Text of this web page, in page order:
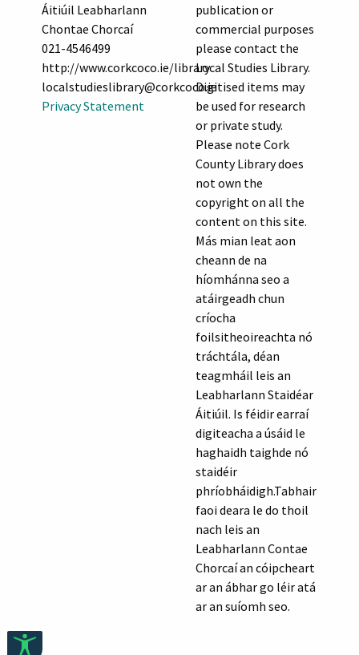
Áitiúil Leabharlann
Chontae Chorcaí
021-4546499
http://www.corkcoco.ie/library
localstudieslibrary@corkcoco.ie
Privacy Statement
publication or
commercial purposes
please contact the
Local Studies Library.
Digitised items may
be used for research
or private study.
Please note Cork
County Library does
not own the
copyright on all the
content on this site.
Más mian leat aon
cheann de na
híomhánna seo a
atáirgeadh chun
críocha
foilsitheoireachta nó
tráchtála, déan
teagmháil leis an
Leabharlann Staidéar
Áitiúil. Is féidir earraí
digiteacha a úsáid le
haghaidh taighde nó
staidéir
phríobháidigh.Tabhair
faoi deara le do thoil
nach leis an
Leabharlann Contae
Chorcaí an cóipcheart
ar an ábhar go léir atá
ar an suíomh seo.